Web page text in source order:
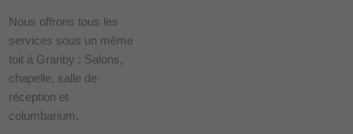
Nous offrons tous les
services sous un même
toit à Granby : Salons,
chapelle, salle de
réception et
columbarium.